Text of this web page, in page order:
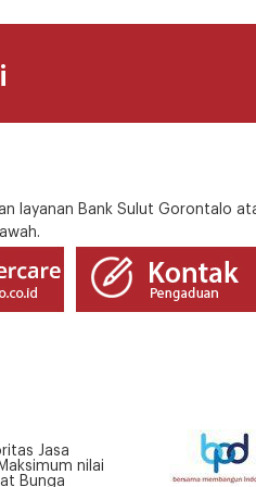
layanan Bank Sulut Gorontalo
Jasa
nilai
Bunga